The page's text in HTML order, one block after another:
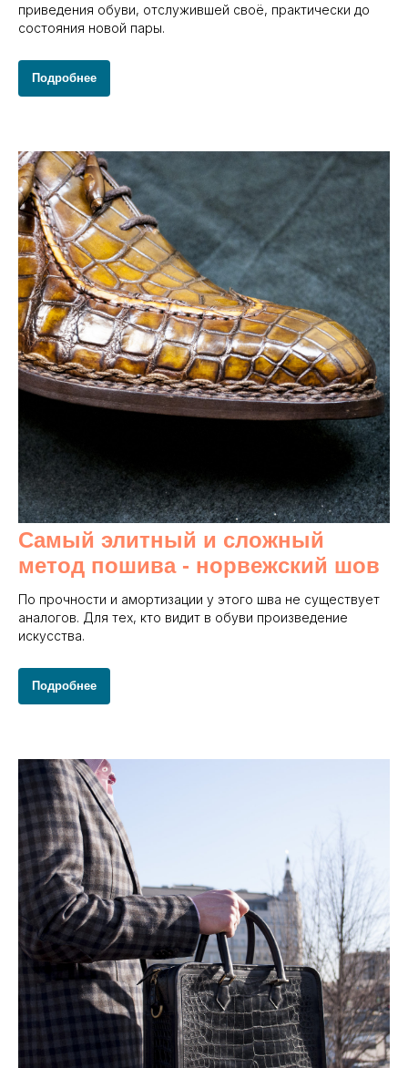
приведения обуви, отслужившей своё, практически до
состояния новой пары.
Подробнее
Самый элитный и сложный
метод пошива - норвежский шов
По прочности и амортизации у этого шва не существует
аналогов. Для тех, кто видит в обуви произведение
искусства.
Подробнее